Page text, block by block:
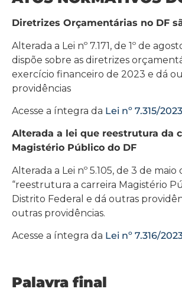
Diretrizes Orçamentárias no DF
Alterada a Lei nº 7.171, de 1º de
dispõe sobre as diretrizes
exercício financeiro de 2023 e dá
providências
Acesse a íntegra da Lei nº 7.315/2023
Alterada a lei que reestrutura da
Magistério Público do DF
Alterada a Lei nº 5.105, de 3 de maio
“reestrutura a carreira Magistério
Distrito Federal e dá outras
outras providências.
Acesse a íntegra da Lei nº 7.316/
Palavra final